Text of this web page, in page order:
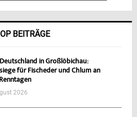
BEITRÄGE
in Großlöbichau:
für Fischeder und Chlum an
2026